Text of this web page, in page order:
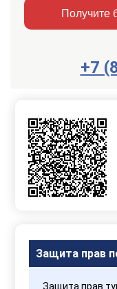
Получите
+7
Заказать
Отправляя
данные,
Вы
соглашаетесь
с
Правилами
Защита прав
Защита прав